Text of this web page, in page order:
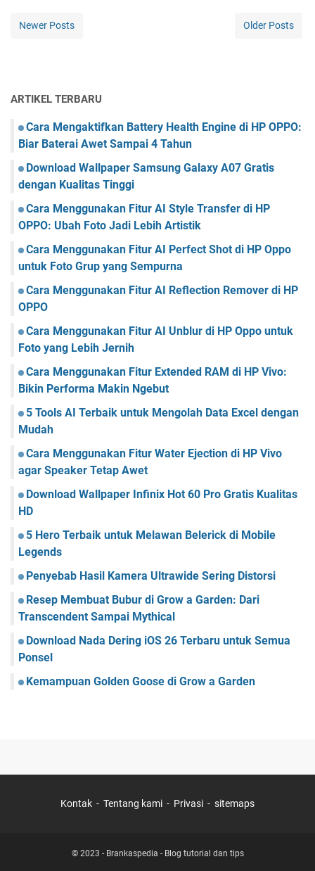
Newer Posts Older Posts
ARTIKEL TERBARU
Cara Mengaktifkan Battery Health Engine di HP OPPO:
Biar Baterai Awet Sampai 4 Tahun
Download Wallpaper Samsung Galaxy A07 Gratis
dengan Kualitas Tinggi
Cara Menggunakan Fitur AI Style Transfer di HP
OPPO: Ubah Foto Jadi Lebih Artistik
Cara Menggunakan Fitur AI Perfect Shot di HP Oppo
untuk Foto Grup yang Sempurna
Cara Menggunakan Fitur AI Reflection Remover di HP
OPPO
Cara Menggunakan Fitur AI Unblur di HP Oppo untuk
Foto yang Lebih Jernih
Cara Menggunakan Fitur Extended RAM di HP Vivo:
Bikin Performa Makin Ngebut
5 Tools AI Terbaik untuk Mengolah Data Excel dengan
Mudah
Cara Menggunakan Fitur Water Ejection di HP Vivo
agar Speaker Tetap Awet
Download Wallpaper Infinix Hot 60 Pro Gratis Kualitas
HD
5 Hero Terbaik untuk Melawan Belerick di Mobile
Legends
Penyebab Hasil Kamera Ultrawide Sering Distorsi
Resep Membuat Bubur di Grow a Garden: Dari
Transcendent Sampai Mythical
Download Nada Dering iOS 26 Terbaru untuk Semua
Ponsel
Kemampuan Golden Goose di Grow a Garden
Kontak Tentang kami Privasi sitemaps
© 2023 - Brankaspedia - Blog tutorial dan tips